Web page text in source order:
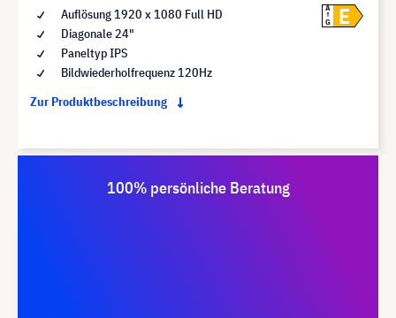
Auflösung 1920 x 1080 Full HD
Diagonale 24"
Paneltyp IPS
Bildwiederholfrequenz 120Hz
Zur Produktbeschreibung
A
G
E
100% persönliche Beratung